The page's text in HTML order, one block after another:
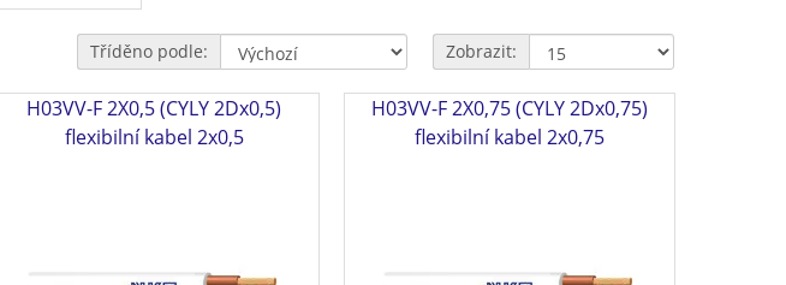
Tříděno podle: Zobrazit:
H03VV-F 2X0,5 (CYLY 2Dx0,5)
flexibilní kabel 2x0,5
H03VV-F 2X0,75 (CYLY 2Dx0,75)
flexibilní kabel 2x0,75